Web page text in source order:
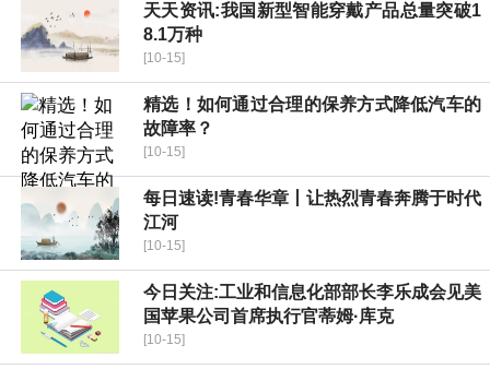
天天资讯:我国新型智能穿戴产品总量突破1
8.1万种
[10-15]
精选！如何通过合理的保养方式降低汽车的
故障率？
[10-15]
每日速读!青春华章丨让热烈青春奔腾于时代
江河
[10-15]
今日关注:工业和信息化部部长李乐成会见美
国苹果公司首席执行官蒂姆·库克
[10-15]